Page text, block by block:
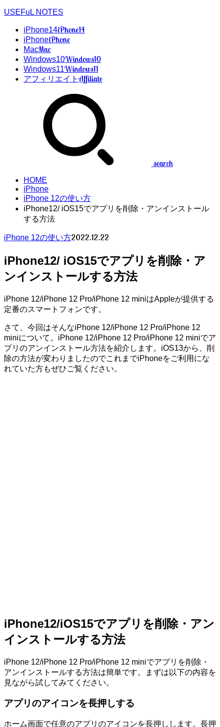
USEFuL NOTES
iPhone14iPhone14
iPhoneiPhone
MacMac
Windows10Windows10
Windows11Windows11
アフィリエイトAffiliate
search
HOME
iPhone
iPhone 12の使い方
iPhone12/ iOS15でアプリを削除・アンインストール
する方法
iPhone 12の使い方2022.12.22
iPhone12/ iOS15でアプリを削除・ア
ンインストールする方法
iPhone 12/iPhone 12 Pro/iPhone 12 miniはAppleが提供する
定番のスマートフォンです。
さて、今回はそんなiPhone 12/iPhone 12 Pro/iPhone 12
miniについて。iPhone 12/iPhone 12 Pro/iPhone 12 miniでア
プリのアンインストール方法を紹介します。iOS13から、削
除の方法が変わりましたのでこれまでiPhoneをご利用にな
れていた方もぜひご覧ください。
iPhone12/iOS15でアプリを削除・アン
インストールする方法
iPhone 12/iPhone 12 Pro/iPhone 12 miniでアプリを削除・
アンインストールする方法は簡単です。まずは以下の内容を
見ながら試してみてください。
アプリのアイコンを長押しする
ホーム画面で任意のアプリのアイコンを長押しします。長押